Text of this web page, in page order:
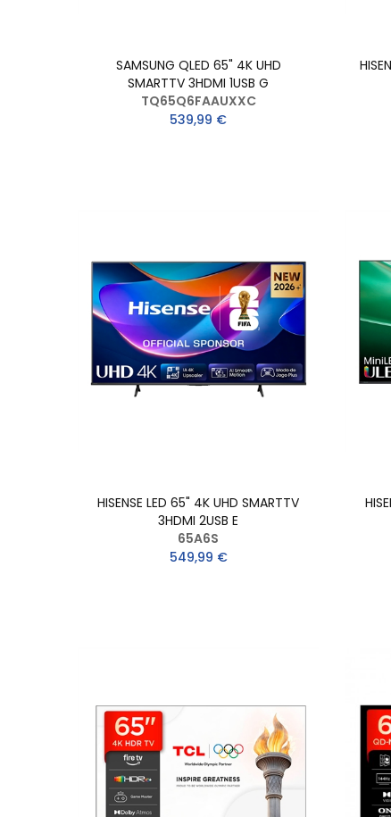
SAMSUNG QLED 65" 4K UHD
SMARTTV 3HDMI 1USB G
TQ65Q6FAAUXXC
539,99 €
HISENSE LED 65" 4K UHD SMARTTV
3HDMI 2USB E
65A6S
549,99 €